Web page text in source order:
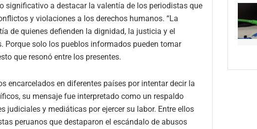
significativo a destacar la valentía de los periodistas que
y violaciones a los derechos humanos. “La
de quienes defienden la dignidad, la justicia y el
Porque solo los pueblos informados pueden tomar
que resonó entre los presentes.
encarcelados en diferentes países por intentar decir la
su mensaje fue interpretado como un respaldo
judiciales y mediáticas por ejercer su labor. Entre ellos
peruanos que destaparon el escándalo de abusos